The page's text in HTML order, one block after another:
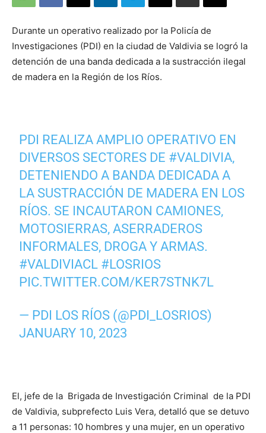
Durante un operativo realizado por la Policía de
Investigaciones (PDI) en la ciudad de Valdivia se logró la
detención de una banda dedicada a la sustracción ilegal
de madera en la Región de los Ríos.
PDI REALIZA AMPLIO OPERATIVO EN
DIVERSOS SECTORES DE #VALDIVIA,
DETENIENDO A BANDA DEDICADA A
LA SUSTRACCIÓN DE MADERA EN LOS
RÍOS. SE INCAUTARON CAMIONES,
MOTOSIERRAS, ASERRADEROS
INFORMALES, DROGA Y ARMAS.
#VALDIVIACL #LOSRIOS
PIC.TWITTER.COM/KER7STNK7L
— PDI LOS RÍOS (@PDI_LOSRIOS)
JANUARY 10, 2023
El, jefe de la Brigada de Investigación Criminal de la PDI
de Valdivia, subprefecto Luis Vera, detalló que se detuvo
a 11 personas: 10 hombres y una mujer, en un operativo